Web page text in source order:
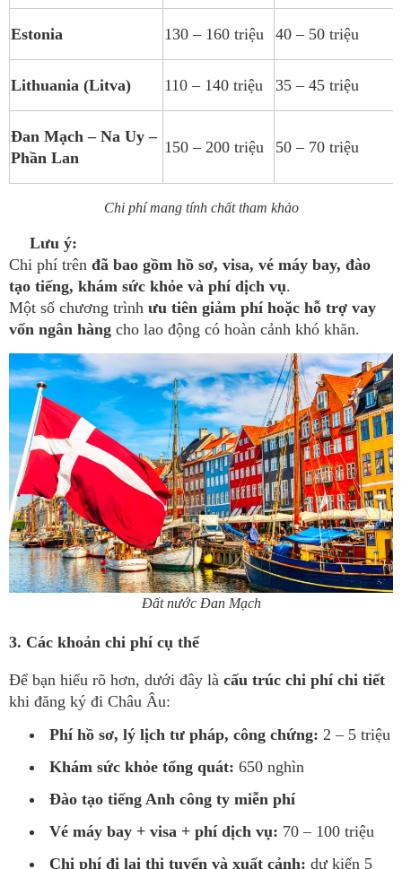
Estonia 130 – 160 triệu 40 – 50 triệu
Lithuania (Litva) 110 – 140 triệu 35 – 45 triệu
Đan Mạch – Na Uy –
Phần Lan
150 – 200 triệu 50 – 70 triệu
Chi phí mang tính chất tham khảo
Lưu ý:
Chi phí trên đã bao gồm hồ sơ, visa, vé máy bay, đào
tạo tiếng, khám sức khỏe và phí dịch vụ.
Một số chương trình ưu tiên giảm phí hoặc hỗ trợ vay
vốn ngân hàng cho lao động có hoàn cảnh khó khăn.
Đất nước Đan Mạch
3. Các khoản chi phí cụ thể
Để bạn hiểu rõ hơn, dưới đây là cấu trúc chi phí chi tiết
khi đăng ký đi Châu Âu:
Phí hồ sơ, lý lịch tư pháp, công chứng: 2 – 5 triệu
Khám sức khỏe tổng quát: 650 nghìn
Đào tạo tiếng Anh công ty miễn phí
Vé máy bay + visa + phí dịch vụ: 70 – 100 triệu
Chi phí đi lại thi tuyển và xuất cảnh: dự kiến 5